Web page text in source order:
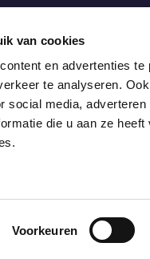
van cookies
en advertenties
te analyseren.
social media,
die u aan ze
Voorkeuren
In de buurt
Openingstijden